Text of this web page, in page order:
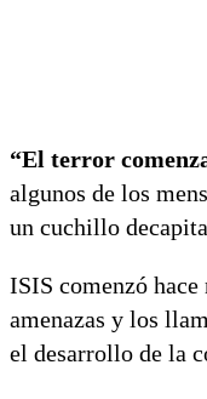
“El terror
algunos de los
un cuchillo
ISIS comenzó hace
amenazas y los
el desarrollo de la